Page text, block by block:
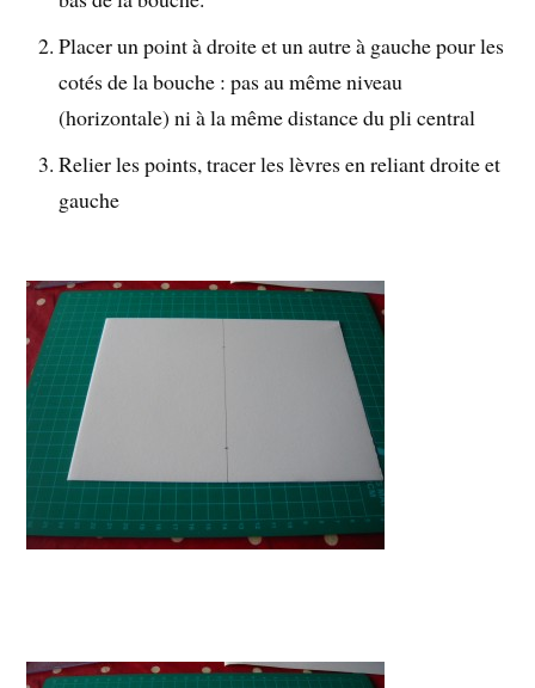
Placer un point à droite et un autre à gauche pour les
cotés de la bouche : pas au même niveau
(horizontale) ni à la même distance du pli central
Relier les points, tracer les lèvres en reliant droite et
gauche